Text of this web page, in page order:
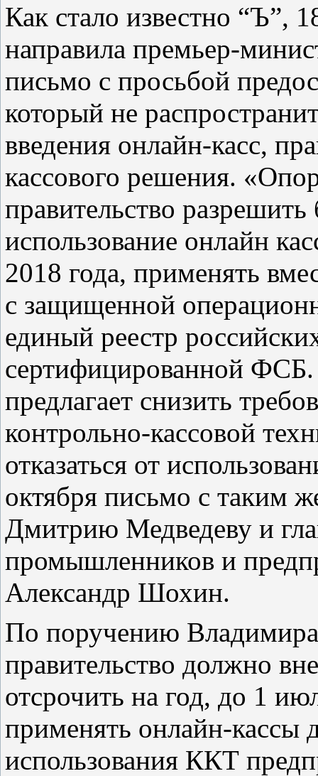
Как стало известно “Ъ”,
направила премьер-
письмо с просьбой
который не
введения онлайн-касс,
кассового решения.
правительство разрешить
использование онлайн
2018 года, применять
с защищенной
единый реестр
сертифицированной ФСБ.
предлагает снизить
контрольно-кассовой
отказаться от
октября письмо с таким
Дмитрию Медведеву и
промышленников и
Александр Шохин.
По поручению
правительство должно
отсрочить на год, до 1
применять онлайн-кассы
использования ККТ